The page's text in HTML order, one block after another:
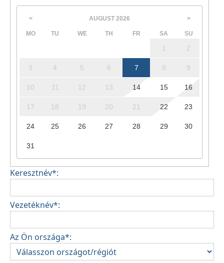
< AUGUST 2026 >
MO TU WE TH FR SA SU
1 2
3 4 5 6 7 8 9
10 11 12 13 14 15 16
17 18 19 20 21 22 23
24 25 26 27 28 29 30
31
Keresztnév*:
Vezetéknév*:
Az Ön országa*: